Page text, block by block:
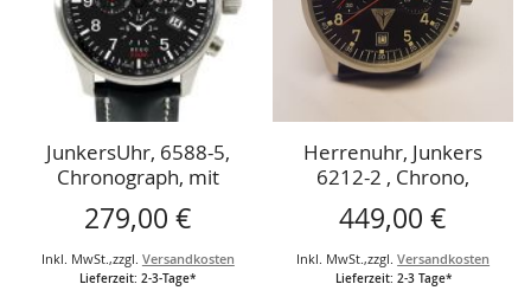
JunkersUhr, 6588-5,
Chronograph, mit
279,00 €
Inkl. MwSt. ,zzgl. Versandkosten
Lieferzeit: 2-3-Tage*
Herrenuhr, Junkers
6212-2 , Chrono,
Handaufzug, 23 Steine,
Chronograph,
449,00 €
Inkl. MwSt.,zzgl.Versandkosten
Lieferzeit: 2-3 Tage*